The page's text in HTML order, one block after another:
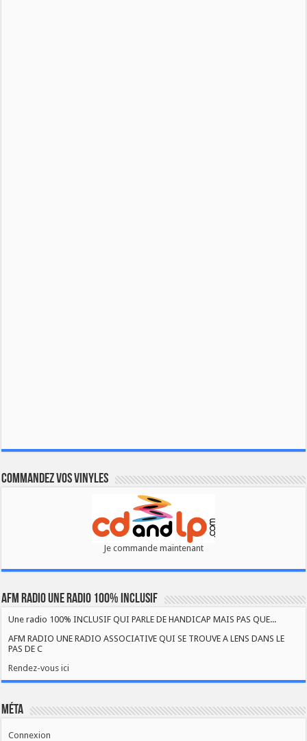
Commandez vos vinyles
Je commande maintenant
AFM RADIO UNE RADIO 100% INCLUSIF
Une radio 100% INCLUSIF QUI PARLE DE HANDICAP MAIS PAS QUE...
AFM RADIO UNE RADIO ASSOCIATIVE QUI SE TROUVE A LENS DANS LE
PAS DE C
Rendez-vous ici
Méta
Connexion